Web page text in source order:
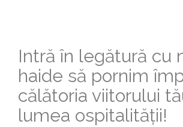
Intră în legătură cu
haide să pornim
călătoria viitorului
lumea ospitalității!